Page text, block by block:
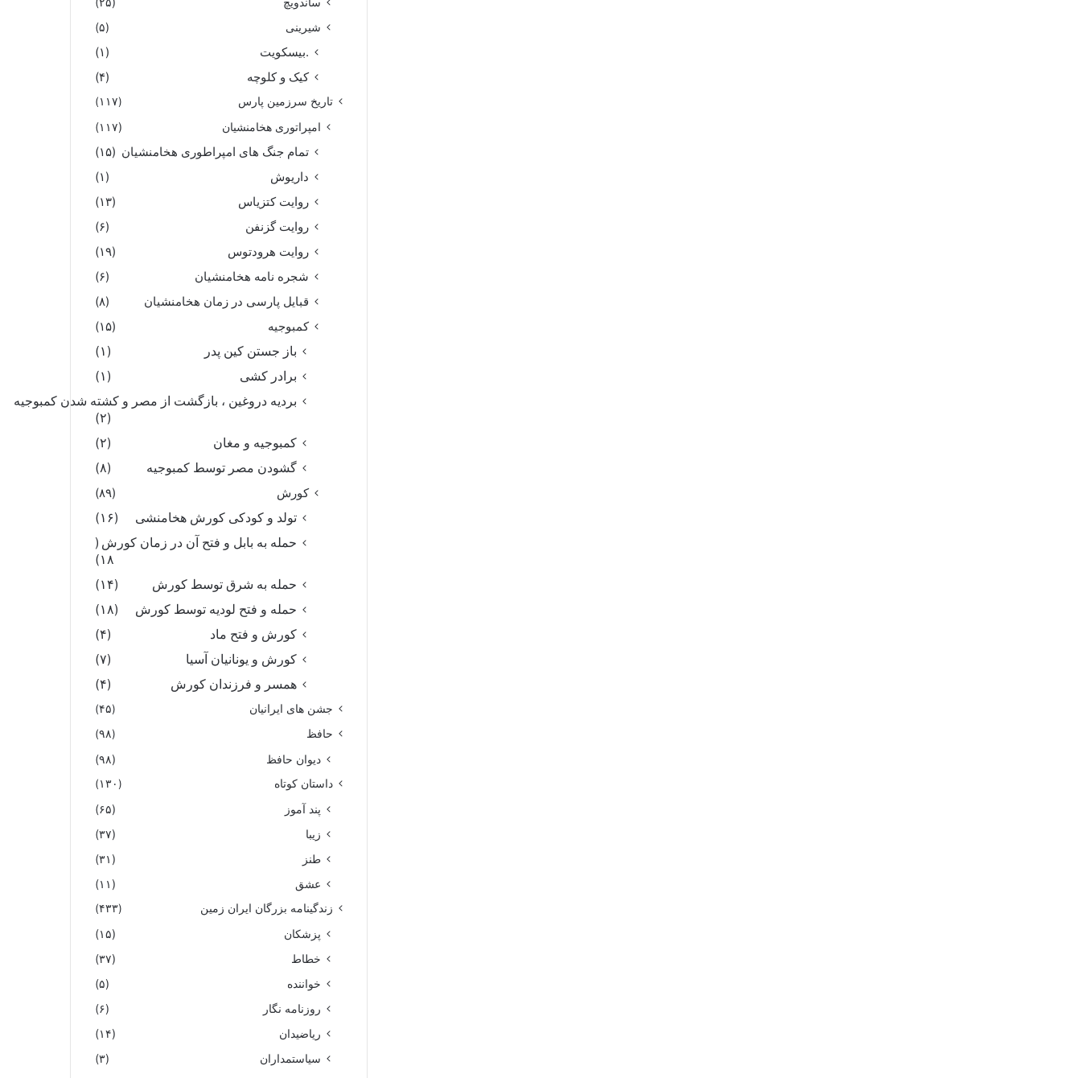
شیرینی
(۵)
.بیسکویت
(۱)
کیک و کلوچه
(۴)
تاریخ سرزمین پارس (۱۱۷)
امپراتوری هخامنشیان (۱۱۷)
تمام جنگ های امپراطوری هخامنشیان (۱۵)
داریوش
(۱)
روایت کتزیاس
(۱۳)
روایت گزنفن
(۶)
روایت هرودتوس
(۱۹)
شجره نامه هخامنشیان
(۶)
قبایل پارسی در زمان هخامنشیان
(۸)
کمبوجیه
(۱۵)
باز جستن کین پدر
(۱)
برادر کشی
(۱)
بردیه دروغین ، بازگشت از مصر و کشته شدن کمبوجیه
(۲)
کمبوجیه و مغان
(۲)
گشودن مصر توسط کمبوجیه
(۸)
کورش
(۸۹)
تولد و کودکی کورش هخامنشی
(۱۶)
حمله به بابل و فتح آن در زمان کورش (
۱۸)
حمله به شرق توسط کورش
(۱۴)
حمله و فتح لودیه توسط کورش
(۱۸)
کورش و فتح ماد
(۴)
کورش و یونانیان آسیا
(۷)
همسر و فرزندان کورش
(۴)
جشن های ایرانیان
(۴۵)
حافظ
(۹۸)
دیوان حافظ (۹۸)
داستان کوتاه (۱۳۰)
پند آموز
(۶۵)
زیبا
(۳۷)
طنز
(۳۱)
عشق
(۱۱)
زندگینامه بزرگان ایران زمین (۴۳۳)
پزشکان
(۱۵)
خطاط
(۳۷)
خواننده
(۵)
روزنامه نگار
(۶)
ریاضیدان
(۱۴)
سیاستمداران
(۳)